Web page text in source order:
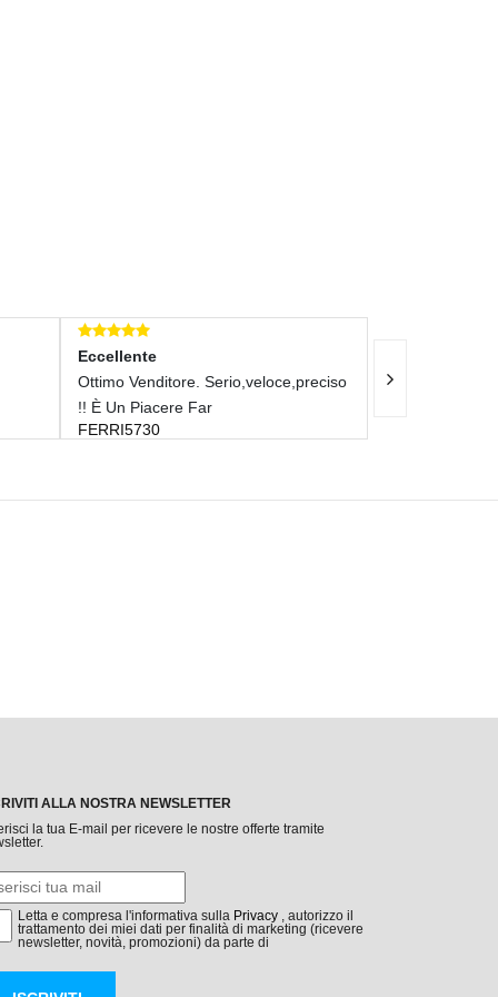
Venditore. Serio,veloce,preciso
Un Piacere Far
Tutto Ok
ALLA NOSTRA NEWSLETTER
la tua E-mail per ricevere le nostre offerte tramite
Letta e compresa l'informativa sulla Privacy , autorizzo il
trattamento dei miei dati per finalità di marketing (ricevere
newsletter, novità, promozioni) da parte di